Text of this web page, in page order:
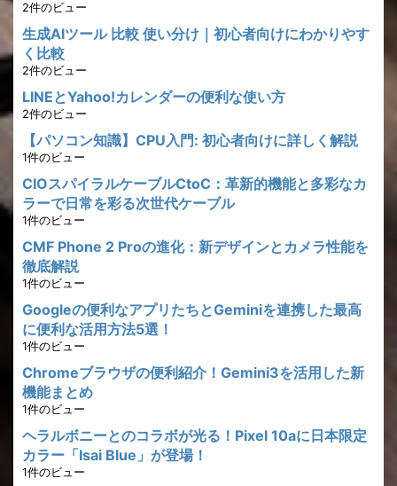
2件のビュー
生成AIツール 比較 使い分け｜初心者向けにわかりやす
く比較
2件のビュー
LINEとYahoo!カレンダーの便利な使い方
2件のビュー
【パソコン知識】CPU入門: 初心者向けに詳しく解説
1件のビュー
CIOスパイラルケーブルCtoC：革新的機能と多彩なカ
ラーで日常を彩る次世代ケーブル
1件のビュー
CMF Phone 2 Proの進化：新デザインとカメラ性能を
徹底解説
1件のビュー
Googleの便利なアプリたちとGeminiを連携した最高
に便利な活用方法5選！
1件のビュー
Chromeブラウザの便利紹介！Gemini3を活用した新
機能まとめ
1件のビュー
ヘラルボニーとのコラボが光る！Pixel 10aに日本限定
カラー「Isai Blue」が登場！
1件のビュー